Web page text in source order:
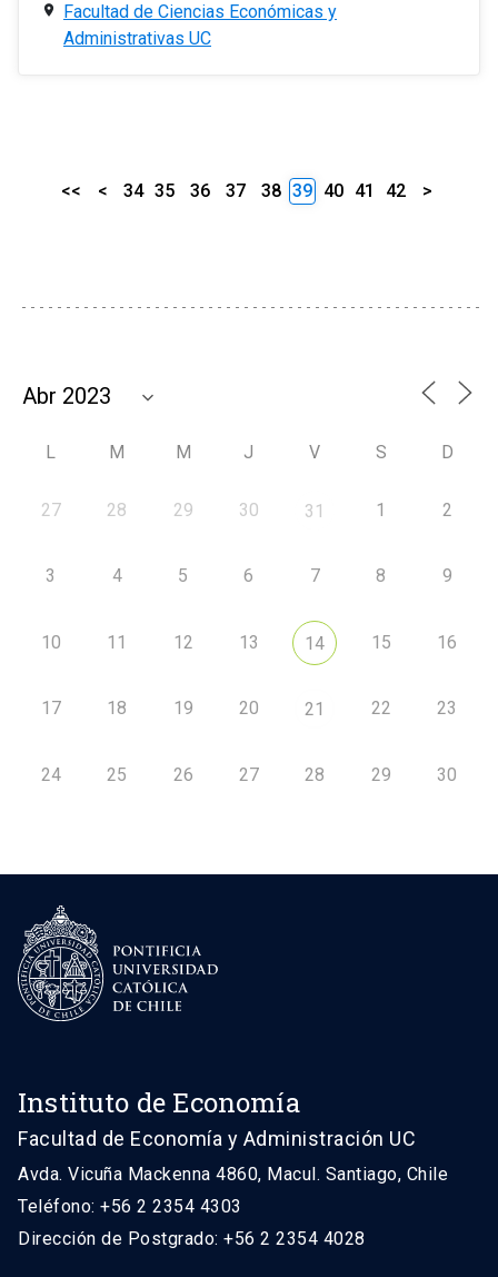
Facultad de Ciencias Económicas y
Administrativas UC
<< < 34 35 36 37 38 39 40 41 42 >
L M M J V S D
27 28 29 30 31 1 2
3 4 5 6 7 8 9
10 11 12 13 14 15 16
17 18 19 20 21 22 23
24 25 26 27 28 29 30
Instituto de Economía
Facultad de Economía y Administración UC
Avda. Vicuña Mackenna 4860, Macul. Santiago, Chile
Teléfono: +56 2 2354 4303
Dirección de Postgrado: +56 2 2354 4028